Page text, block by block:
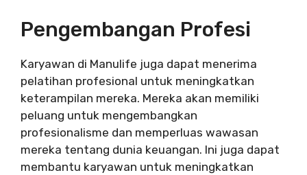
Pengembangan Profesi
Karyawan di Manulife juga dapat menerima
pelatihan profesional untuk meningkatkan
keterampilan mereka. Mereka akan memiliki
peluang untuk mengembangkan
profesionalisme dan memperluas wawasan
mereka tentang dunia keuangan. Ini juga dapat
membantu karyawan untuk meningkatkan